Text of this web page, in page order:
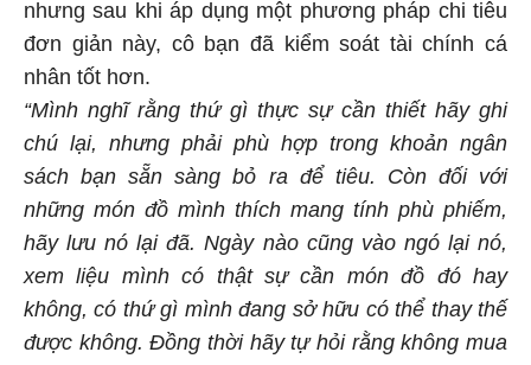
nhưng sau khi áp dụng một phương pháp chi tiêu
đơn giản này, cô bạn đã kiểm soát tài chính cá
nhân tốt hơn.
“Mình nghĩ rằng thứ gì thực sự cần thiết hãy ghi
chú lại, nhưng phải phù hợp trong khoản ngân
sách bạn sẵn sàng bỏ ra để tiêu. Còn đối với
những món đồ mình thích mang tính phù phiếm,
hãy lưu nó lại đã. Ngày nào cũng vào ngó lại nó,
xem liệu mình có thật sự cần món đồ đó hay
không, có thứ gì mình đang sở hữu có thể thay thế
được không. Đồng thời hãy tự hỏi rằng không mua